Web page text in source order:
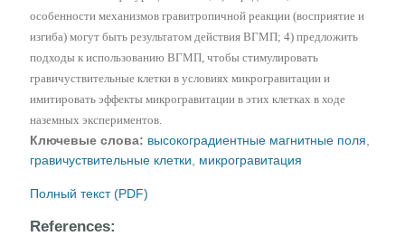
особенности механизмов гравитропичной реакции (восприятие и
изгиба) могут быть результатом действия ВГМП; 4) предложить
подходы к использованию ВГМП, чтобы стимулировать
гравичуствительные клетки в условиях микрогравитации и
имитировать эффекты микрогравитации в этих клетках в ходе
наземных экспериментов.
Ключевые слова: высокоградиентные магнитные поля
гравичуствительные клетки
микрогравитация
Полный текст (PDF)
References: